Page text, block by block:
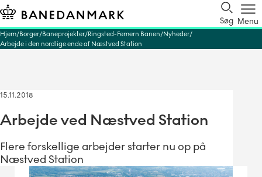
Søg Menu
Hjem Borger Baneprojekter Ringsted-Femern Banen Nyheder
Arbejde i den nordlige ende af Næstved Station
15.11.2018
Arbejde ved Næstved Station
Flere forskellige arbejder starter nu op på
Næstved Station